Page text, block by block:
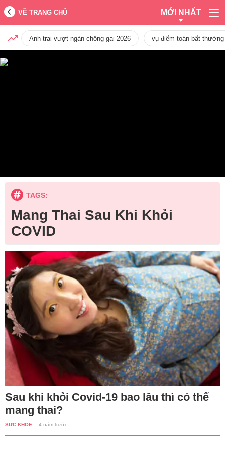
VỀ TRANG CHỦ MỚI NHẤT
Anh trai vượt ngàn chông gai 2026 vụ điểm toán bất
TAGS:
Mang Thai Sau Khi Khỏi
COVID
Sau khi khỏi Covid-19 bao lâu thì có thể
mang thai?
SỨC KHỎE - 4 năm trước